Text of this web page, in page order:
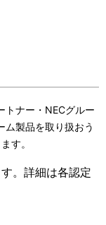
トナー・NECグルー
ム製品を取り扱おう
す。
。詳細は各認定